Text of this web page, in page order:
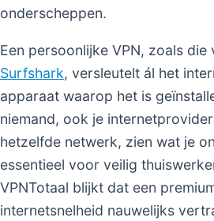
onderscheppen.
Een persoonlijke VPN, zoals die
Surfshark, versleutelt ál het
apparaat waarop het is
niemand, ook je
hetzelfde netwerk, zien wat je
essentieel voor veilig
VPNTotaal blijkt dat een
internetsnelheid nauwelijks